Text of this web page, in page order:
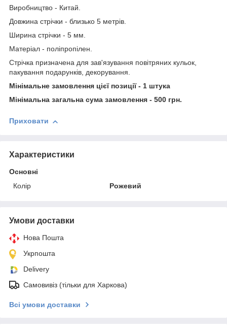
Виробництво - Китай.
Довжина стрічки - близько 5 метрів.
Ширина стрічки - 5 мм.
Матеріал - поліпропілен.
Стрічка призначена для зав'язування повітряних кульок,
пакування подарунків, декорування.
Мінімальне замовлення цієї позиції - 1 штука
Мінімальна загальна сума замовлення - 500 грн.
Приховати
Характеристики
Основні
Колір
Рожевий
Умови доставки
Нова Пошта
Укрпошта
Delivery
Самовивіз (тільки для Харкова)
Всі умови доставки